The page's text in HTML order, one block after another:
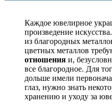
Каждое ювелирное
произведение искусства.
из благородных
цветных металлов
отношения и,
все благородное. Для
дольше имели
глаз, нужно знать
хранению и уходу за